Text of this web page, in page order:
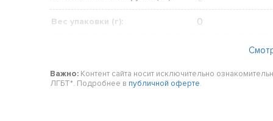
Вес упаковки (г): 0
Мощность (л / ч): 0
Важно: Контент сайта носит исключительно
ЛГБТ*. Подробнее в публичной оферте.